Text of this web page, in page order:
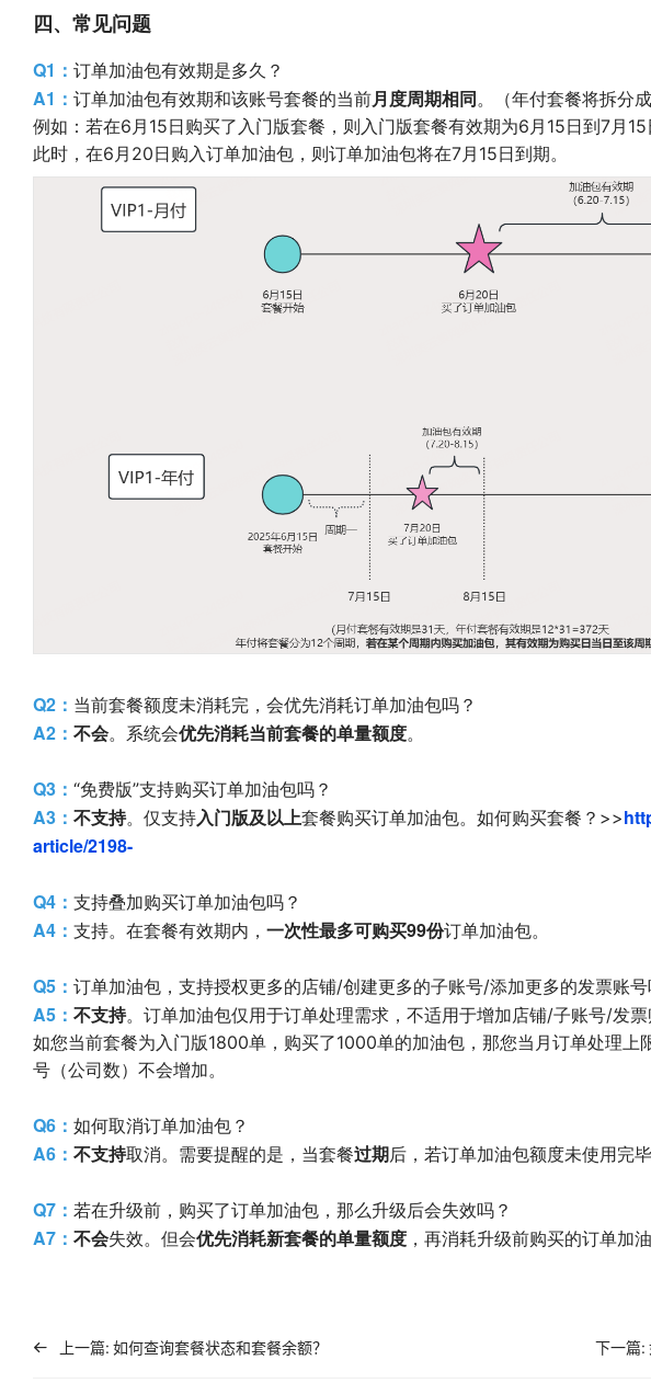
四、常见问题
Q1： 订单加油包有效期是多久？
A1： 订单加油包有效期和该账号套餐的当前月度周期相同。（年付套餐将拆分
例如：若在6月15日购买了入门版套餐，则入门版套餐有效期为6月15日到7月15
此时，在6月20日购入订单加油包，则订单加油包将在7月15日到期。
Q2： 当前套餐额度未消耗完，会优先消耗订单加油包吗？
A2： 不会。系统会优先消耗当前套餐的单量额度。
Q3： “免费版”支持购买订单加油包吗？
A3： 不支持。仅支持入门版及以上套餐购买订单加油包。如何购买套餐？>>
article/2198-
Q4： 支持叠加购买订单加油包吗？
A4： 支持。在套餐有效期内， 一次性最多可购买99份订单加油包。
Q5： 订单加油包，支持授权更多的店铺/创建更多的子账号/添加更多的发票账
A5： 不支持。订单加油包仅用于订单处理需求，不适用于增加店铺/子账号/发
如您当前套餐为入门版1800单，购买了1000单的加油包，那您当月订单处理
号（公司数）不会增加。
Q6： 如何取消订单加油包？
A6： 不支持取消。需要提醒的是，当套餐过期后，若订单加油包额度未使用完
Q7： 若在升级前，购买了订单加油包，那么升级后会失效吗？
A7： 不会失效。但会优先消耗新套餐的单量额度 ，再消耗升级前购买的订单加
上一篇: 如何查询套餐状态和套餐余额？ 下一篇: